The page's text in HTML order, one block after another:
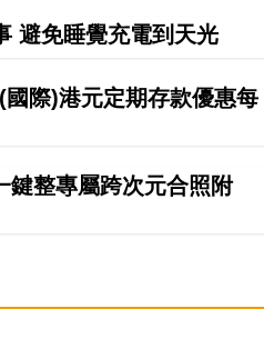
避免睡覺充電到天光
際)港元定期存款優惠每
整專屬跨次元合照附